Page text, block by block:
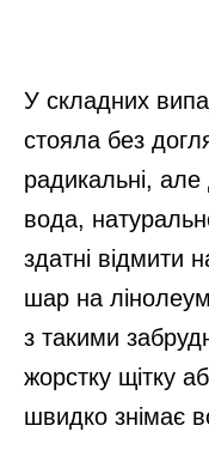
У складних
стояла без
радикальні, але
вода,
здатні відмити
шар на
з такими
жорстку щітку
швидко знімає